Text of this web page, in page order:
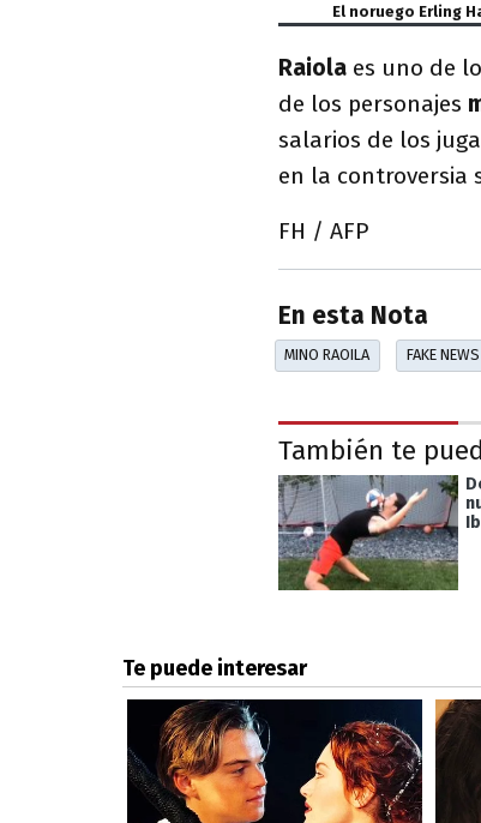
El noruego Erling
Raiola es uno de
de los personajes
salarios de los
en la controversia
FH / AFP
En esta Nota
MINO RAOILA FAKE NEWS
También te